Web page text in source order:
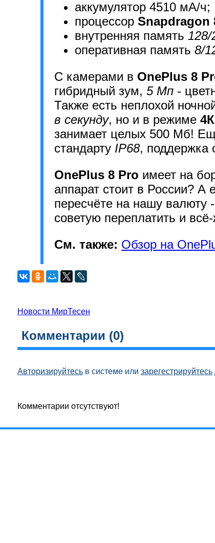
аккумулятор 4510 мА/ч;
процессор Snapdragon
внутренняя память 128/
оперативная память 8/
С камерами в OnePlus 8
гибридный зум, 5 Мп -
Также есть неплохой
в секунду, но и в режиме
занимает целых 500 Мб!
стандарту IP68, поддержка
OnePlus 8 Pro имеет на
аппарат стоит в России? А
пересчёте на нашу валюту -
советую переплатить и
См. также: Обзор на
Новости МирТесен
Комментарии (0)
Авторизируйтесьв системе или зарегестрируйтесь
Комментарии отсутствуют!